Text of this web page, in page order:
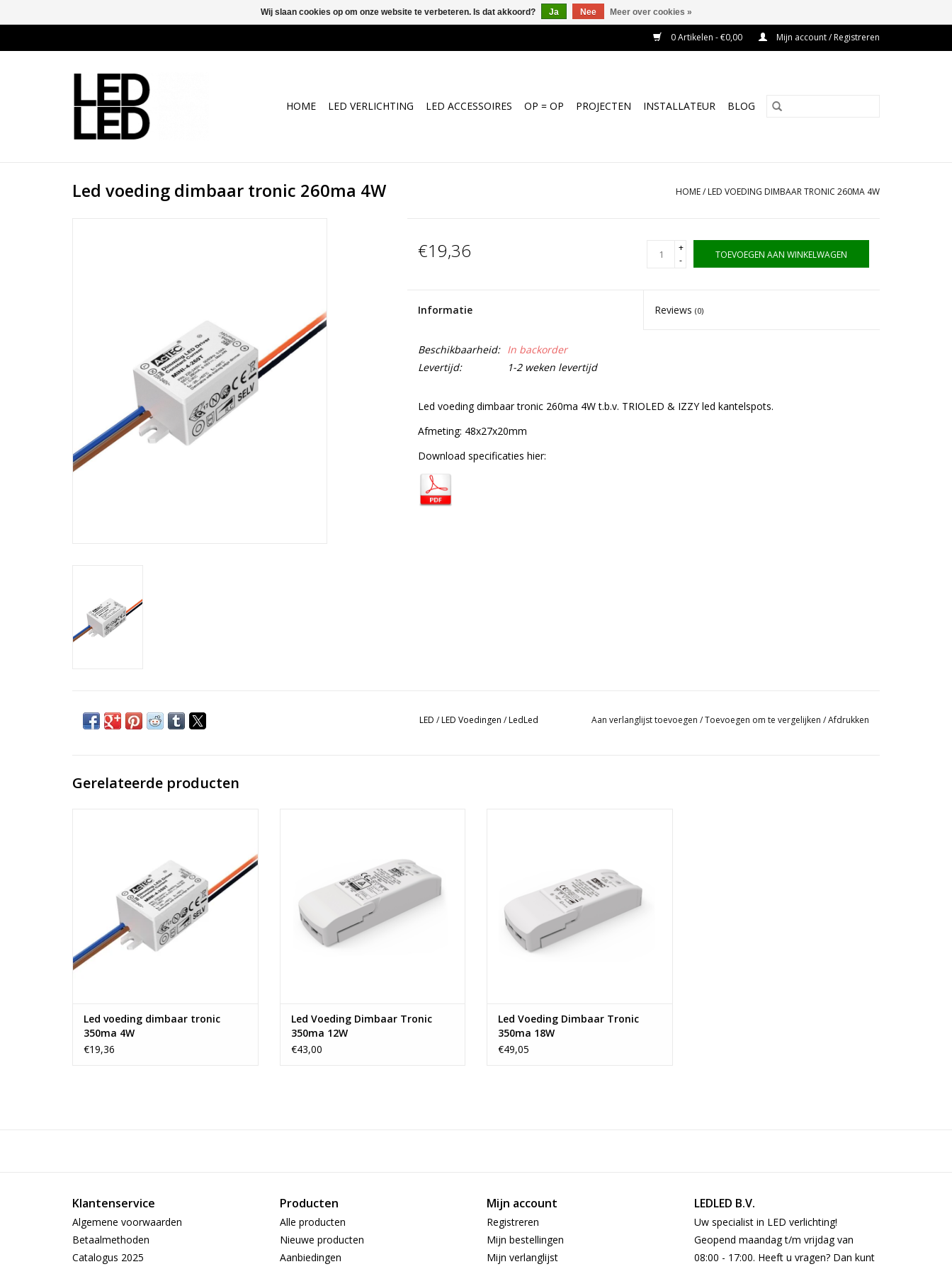
0 Artikelen - €0,00 Mijn account / Registreren
HOME LED VERLICHTING LED ACCESSOIRES OP = OP PROJECTEN INSTALLATEUR BLOG
Led voeding dimbaar tronic 260ma 4W HOME/ LED VOEDING DIMBAAR TRONIC 260MA 4W
€19,36
+
-
TOEVOEGEN AAN WINKELWAGEN
Informatie Reviews(0)
Beschikbaarheid:
In backorder
Levertijd:
1-2 weken levertijd
Led voeding dimbaar tronic 260ma 4W t.b.v. TRIOLED & IZZY led kantelspots.
Afmeting: 48x27x20mm
Download specificaties hier:
LED /LED Voedingen /LedLed Aan verlanglijst toevoegen /Toevoegen om te vergelijken /Afdrukken
Gerelateerde producten
Led voeding dimbaar tronic
350ma 4W
€19,36
Led Voeding Dimbaar Tronic
350ma 12W
€43,00
Led Voeding Dimbaar Tronic
350ma 18W
€49,05
Klantenservice
Algemene voorwaarden
Betaalmethoden
Catalogus 2025
Producten
Alle producten
Nieuwe producten
Aanbiedingen
Mijn account
Registreren
Mijn bestellingen
Mijn verlanglijst
LEDLED B.V.
Uw specialist in LED verlichting!
Geopend maandag t/m vrijdag van
08:00 - 17:00. Heeft u vragen? Dan kunt
Wij slaan cookies op om onze website te verbeteren. Is dat akkoord? Ja Nee Meer over cookies »